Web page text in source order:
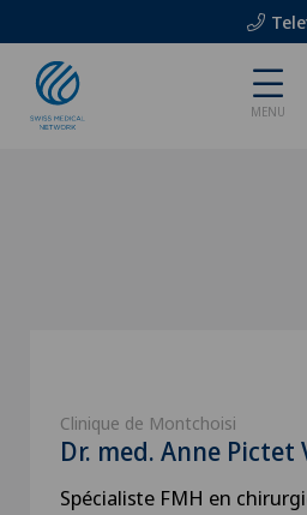
MENU
Clinique de Montchoisi
Dr. med. Anne Pictet
Spécialiste FMH en